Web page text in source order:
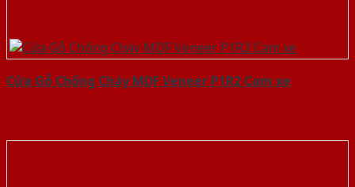
Cửa Gỗ Chống Cháy MDF Veneer P1R2 Cam xe